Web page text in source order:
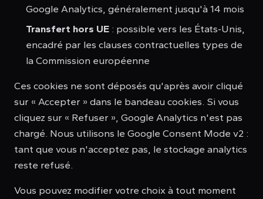
Google Analytics, généralement jusqu'à 14 mois
Transfert hors UE : possible vers les États-Unis,
encadré par les clauses contractuelles types de
la Commission européenne
Ces cookies ne sont déposés qu'après avoir cliqué
sur « Accepter » dans le bandeau cookies. Si vous
cliquez sur « Refuser », Google Analytics n'est pas
chargé. Nous utilisons le Google Consent Mode v2 :
tant que vous n'acceptez pas, le stockage analytics
reste refusé.
Vous pouvez modifier votre choix à tout moment